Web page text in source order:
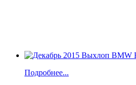
Подробнее...